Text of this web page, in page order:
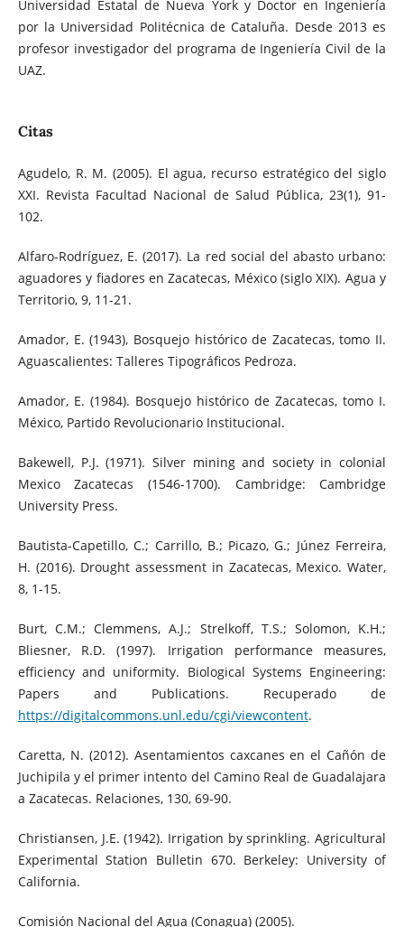
Universidad Estatal de Nueva York y Doctor en Ingeniería
por la Universidad Politécnica de Cataluña. Desde 2013 es
profesor investigador del programa de Ingeniería Civil de la
UAZ.
Citas
Agudelo, R. M. (2005). El agua, recurso estratégico del siglo
XXI. Revista Facultad Nacional de Salud Pública, 23(1), 91-
102.
Alfaro-Rodríguez, E. (2017). La red social del abasto urbano:
aguadores y fiadores en Zacatecas, México (siglo XIX). Agua y
Territorio, 9, 11-21.
Amador, E. (1943), Bosquejo histórico de Zacatecas, tomo II.
Aguascalientes: Talleres Tipográficos Pedroza.
Amador, E. (1984). Bosquejo histórico de Zacatecas, tomo I.
México, Partido Revolucionario Institucional.
Bakewell, P.J. (1971). Silver mining and society in colonial
Mexico Zacatecas (1546-1700). Cambridge: Cambridge
University Press.
Bautista-Capetillo, C.; Carrillo, B.; Picazo, G.; Júnez Ferreira,
H. (2016). Drought assessment in Zacatecas, Mexico. Water,
8, 1-15.
Burt, C.M.; Clemmens, A.J.; Strelkoff, T.S.; Solomon, K.H.;
Bliesner, R.D. (1997). Irrigation performance measures,
efficiency and uniformity. Biological Systems Engineering:
Papers and Publications. Recuperado de
https://digitalcommons.unl.edu/cgi/viewcontent.
Caretta, N. (2012). Asentamientos caxcanes en el Cañón de
Juchipila y el primer intento del Camino Real de Guadalajara
a Zacatecas. Relaciones, 130, 69-90.
Christiansen, J.E. (1942). Irrigation by sprinkling. Agricultural
Experimental Station Bulletin 670. Berkeley: University of
California.
Comisión Nacional del Agua (Conagua) (2005).